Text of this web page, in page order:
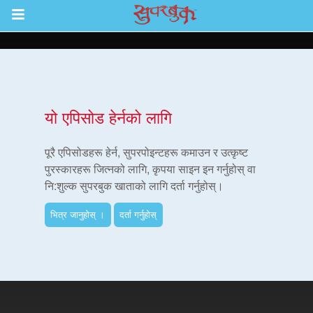
Return to Content
सुपरबुक बाइबल एप
यो एपिसोड हेर्नको लागि
पूरै एपिसोडहरू हेर्न, सुपरपोइन्टहरू कमाउन र उत्कृष्ट
पुरस्कारहरू जित्नको लागि, कृपया साइन इन गर्नुहोस् वा
नि:शुल्क सुपरबुक खाताको लागि दर्ता गर्नुहोस्।
भित्र जानुहोस् । दर्ता गर्नुहोस्